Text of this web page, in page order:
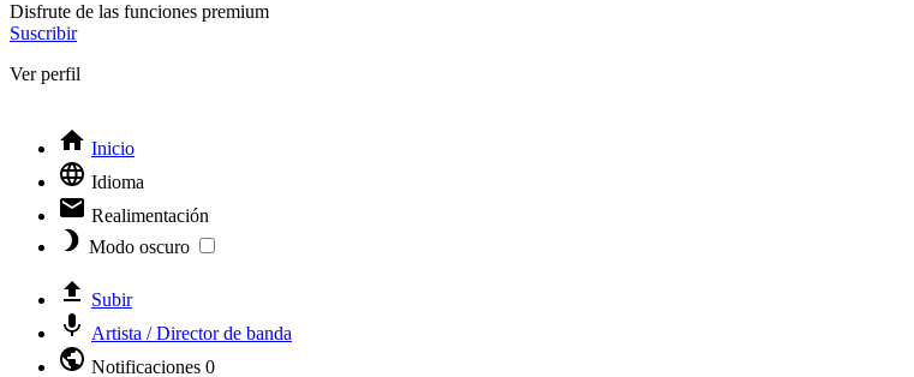
Disfrute de las funciones premium
Suscribir
Ver perfil
Inicio
Idioma
Realimentación
Modo oscuro
Subir
Artista / Director de banda
Notificaciones 0